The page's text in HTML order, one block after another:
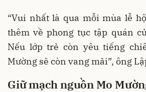
“Vui nhất là qua mỗi mùa lễ
thêm về phong tục tập quán
Nếu lớp trẻ còn yêu tiếng
Mường sẽ còn vang mãi”, ông
Giữ mạch nguồn Mo